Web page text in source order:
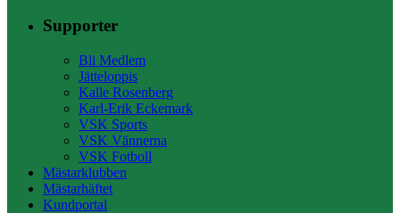
Supporter
Bli Medlem
Jätteloppis
Kalle Rosenberg
Karl-Erik Eckemark
VSK Sports
VSK Vännerna
VSK Fotboll
Mästarklubben
Mästarhäftet
Kundportal